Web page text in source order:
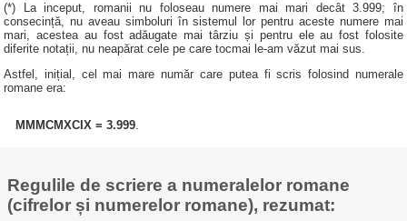
(*) La inceput, romanii nu foloseau numere mai mari decât 3.999; în
consecință, nu aveau simboluri în sistemul lor pentru aceste numere mai
mari, acestea au fost adăugate mai târziu și pentru ele au fost folosite
diferite notații, nu neapărat cele pe care tocmai le-am văzut mai sus.
Astfel, inițial, cel mai mare număr care putea fi scris folosind numerale
romane era:
MMMCMXCIX = 3.999.
Regulile de scriere a numeralelor romane
(cifrelor și numerelor romane), rezumat: